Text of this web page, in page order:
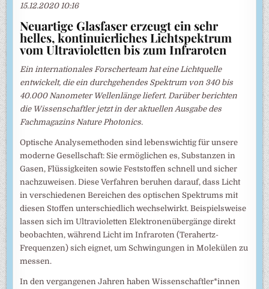
15.12.2020 10:16
Neuartige Glasfaser erzeugt ein sehr
helles, kontinuierliches Lichtspektrum
vom Ultravioletten bis zum Infraroten
Ein internationales Forscherteam hat eine Lichtquelle
entwickelt, die ein durchgehendes Spektrum von 340 bis
40.000 Nanometer Wellenlänge liefert. Darüber berichten
die Wissenschaftler jetzt in der aktuellen Ausgabe des
Fachmagazins Nature Photonics.
Optische Analysemethoden sind lebenswichtig für unsere
moderne Gesellschaft: Sie ermöglichen es, Substanzen in
Gasen, Flüssigkeiten sowie Feststoffen schnell und sicher
nachzuweisen. Diese Verfahren beruhen darauf, dass Licht
in verschiedenen Bereichen des optischen Spektrums mit
diesen Stoffen unterschiedlich wechselwirkt. Beispielsweise
lassen sich im Ultravioletten Elektronenübergänge direkt
beobachten, während Licht im Infraroten (Terahertz-
Frequenzen) sich eignet, um Schwingungen in Molekülen zu
messen.
In den vergangenen Jahren haben Wissenschaftler*innen